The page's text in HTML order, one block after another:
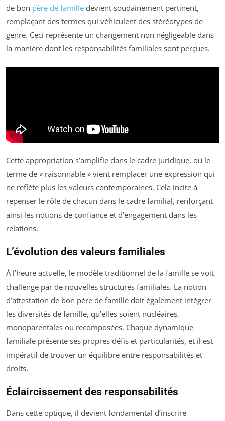
de bon père de famille devient soudainement pertinent,
remplaçant des termes qui véhiculent des stéréotypes de
genre. Ceci représente un changement non négligeable dans
la manière dont les responsabilités familiales sont perçues.
Cette appropriation s’amplifie dans le cadre juridique, où le
terme de « raisonnable » vient remplacer une expression qui
ne reflète plus les valeurs contemporaines. Cela incite à
repenser le rôle de chacun dans le cadre familial, renforçant
ainsi les notions de confiance et d’engagement dans les
relations.
L’évolution des valeurs familiales
À l’heure actuelle, le modèle traditionnel de la famille se voit
challenge par de nouvelles structures familiales. La notion
d’attestation de bon père de famille doit également intégrer
les diversités de famille, qu’elles soient nucléaires,
monoparentales ou recomposées. Chaque dynamique
familiale présente ses propres défis et particularités, et il est
impératif de trouver un équilibre entre responsabilités et
droits.
Éclaircissement des responsabilités
Dans cette optique, il devient fondamental d’inscrire